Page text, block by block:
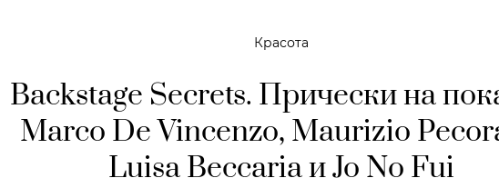
Красота
Backstage Secrets. Прически на
Marco De Vincenzo, Maurizio
Luisa Becсaria и Jo No Fui